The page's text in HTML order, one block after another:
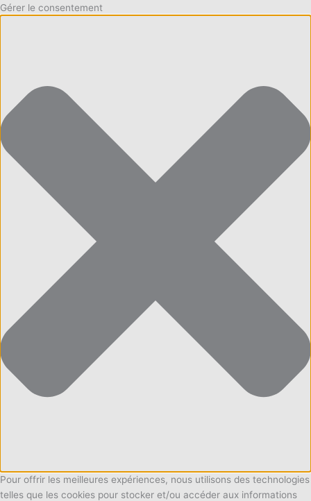
Gérer le consentement
Pour offrir les meilleures expériences, nous utilisons des technologies
telles que les cookies pour stocker et/ou accéder aux informations